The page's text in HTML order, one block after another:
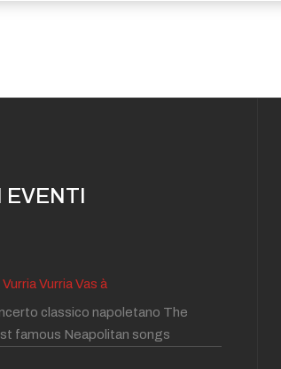
EVENTI
Vurria Vas à
classico napoletano The
famous Neapolitan songs